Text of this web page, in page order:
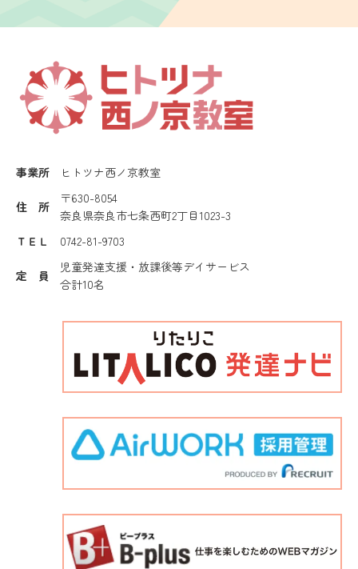
事業所 ヒトツナ西ノ京教室
住 所
〒630-8054
奈良県奈良市七条西町2丁目1023-3
ＴＥＬ
0742-81-9703
定 員
児童発達支援・放課後等デイサービス
合計10名